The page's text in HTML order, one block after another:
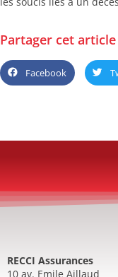
Partager cet
Facebook
RECCI Assurances
10 av. Emile Aillaud